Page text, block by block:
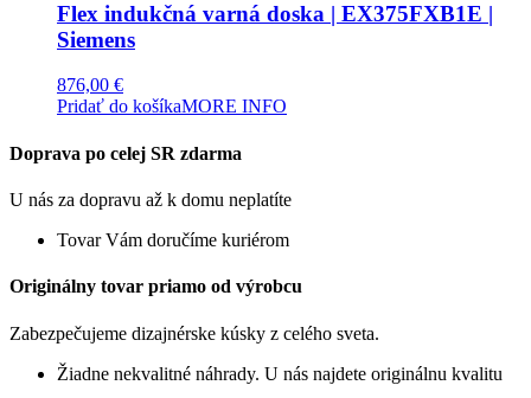
Flex indukčná varná doska | EX375FXB1E |
Siemens
876,00 €
Pridať do košíkaMORE INFO
Doprava po celej SR zdarma
U nás za dopravu až k domu neplatíte
Tovar Vám doručíme kuriérom
Originálny tovar priamo od výrobcu
Zabezpečujeme dizajnérske kúsky z celého sveta.
Žiadne nekvalitné náhrady. U nás najdete originálnu kvalitu